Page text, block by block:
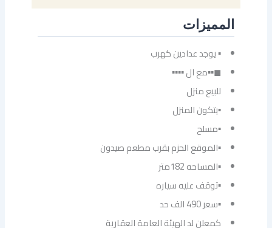
المميزات
▪ يوجد عدادين كهرب
◼▪▪مع ال ▪▪▪▪
للبيع منزل
▪يتكون المنزل
▪مسلح
▪الموقع الحزم بقرب مطعم صيدون
▪المساحه 182متر
▪توقف عليه سياره
▪سعر 490 الف حد
كمعلن لد الهيئة العامة العقارية